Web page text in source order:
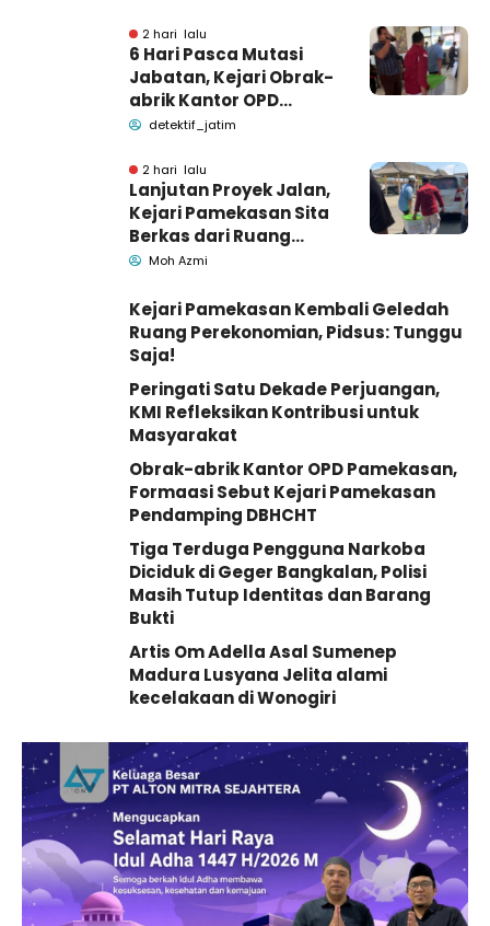
2 hari lalu
6 Hari Pasca Mutasi
Jabatan, Kejari Obrak-
abrik Kantor OPD
Pemkab Pamekasan
detektif_jatim
2 hari lalu
Lanjutan Proyek Jalan,
Kejari Pamekasan Sita
Berkas dari Ruang
Pemkab Pamekasan
Moh Azmi
Kejari Pamekasan Kembali Geledah
Ruang Perekonomian, Pidsus: Tunggu
Saja!
Peringati Satu Dekade Perjuangan,
KMI Refleksikan Kontribusi untuk
Masyarakat
Obrak-abrik Kantor OPD Pamekasan,
Formaasi Sebut Kejari Pamekasan
Pendamping DBHCHT
Tiga Terduga Pengguna Narkoba
Diciduk di Geger Bangkalan, Polisi
Masih Tutup Identitas dan Barang
Bukti
Artis Om Adella Asal Sumenep
Madura Lusyana Jelita alami
kecelakaan di Wonogiri